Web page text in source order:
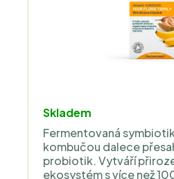
Skladem
Fermentovaná
kombučou dalece
probiotik. Vytváří
ekosystém s více než